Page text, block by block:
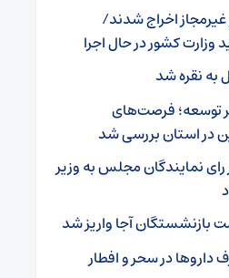
غیرمجاز اخراج شدند/
کشور در حال اجرا
به نقره شد
توسعه؛ فرصت‌های
در استان بررسی شد
رای نمایندگان مجلس به وزیر
بازنشستگان آجا واریز شد
در سحر و افطار